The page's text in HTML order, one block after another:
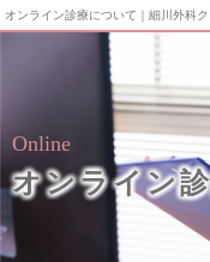
オンライン診療について｜細川外科ク
Online
オンライン